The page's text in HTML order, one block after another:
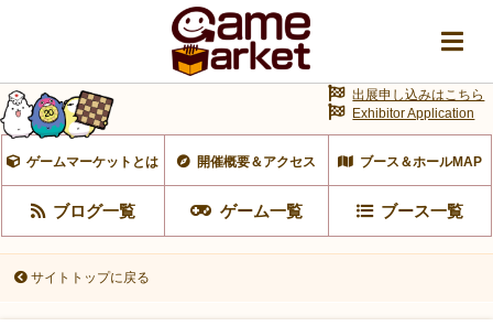
ゲームマーケットとは 開催概要＆アクセス ブース＆ホールMAP
ブログ一覧 ゲーム一覧 ブース一覧
出展申し込みはこちら
Exhibitor Application
サイトトップに戻る